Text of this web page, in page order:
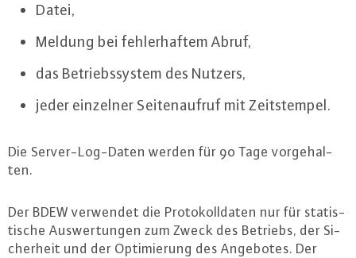
Datei,
Meldung bei feh­ler­haf­tem Abruf,
das Be­triebs­sys­tem des Nutzers,
jeder einzelner Sei­ten­auf­ruf mit Zeits­tem­pel.
Die Ser­ver-Log-Da­ten werden für 90 Tage vor­ge­hal­
ten.
Der BDEW verwendet die Pro­to­koll­da­ten nur für sta­tis­
ti­sche Aus­wer­tun­gen zum Zweck des Betriebs, der Si­
cher­heit und der Op­ti­mie­rung des Angebotes. Der